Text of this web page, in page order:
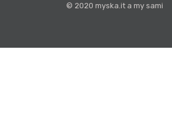
© 2020 myska.it a my sami